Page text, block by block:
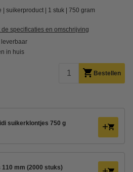
suikerproduct 1 stuk 750 gram
de specificaties en omschrijving
leverbaar
in huis
Bestellen
suikerklontjes 750 g
mm (2000 stuks)